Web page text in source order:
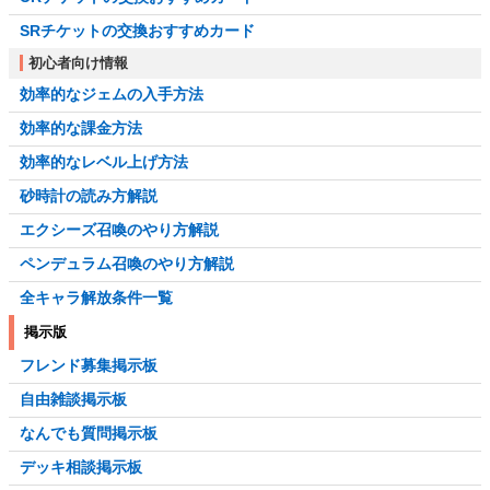
SRチケットの交換おすすめカード
初心者向け情報
効率的なジェムの入手方法
効率的な課金方法
効率的なレベル上げ方法
砂時計の読み方解説
エクシーズ召喚のやり方解説
ペンデュラム召喚のやり方解説
全キャラ解放条件一覧
掲示版
フレンド募集掲示板
自由雑談掲示板
なんでも質問掲示板
デッキ相談掲示板